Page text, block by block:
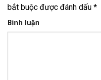
bắt buộc được đánh dấu *
Bình luận